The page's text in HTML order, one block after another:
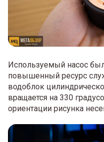
Используемый насос
повышенный ресурс
водоблок
вращается на 330
ориентации рисунка